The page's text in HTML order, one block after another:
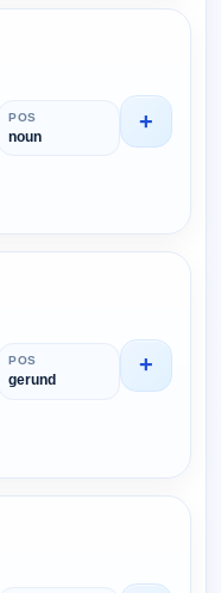
POS
noun
+
POS
gerund
+